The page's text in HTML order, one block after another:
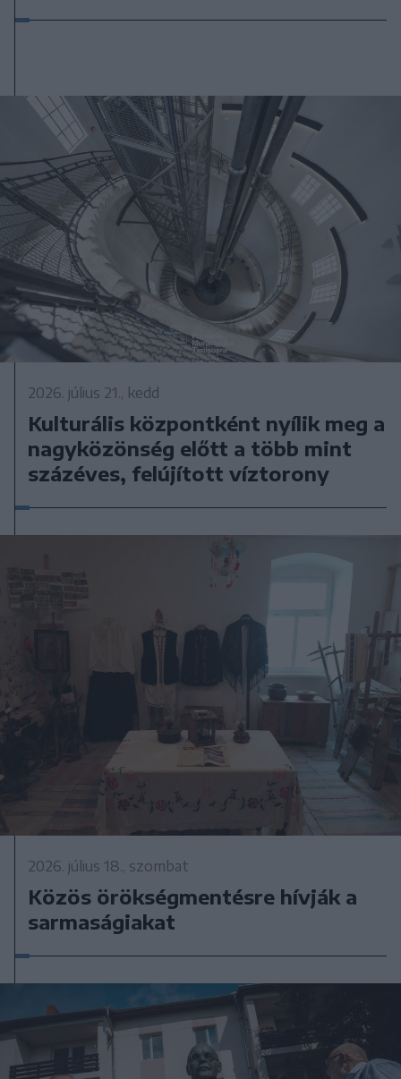
2026. július 21., kedd
Kulturális központként nyílik meg a
nagyközönség előtt a több mint
százéves, felújított víztorony
2026. július 18., szombat
Közös örökségmentésre hívják a
sarmaságiakat